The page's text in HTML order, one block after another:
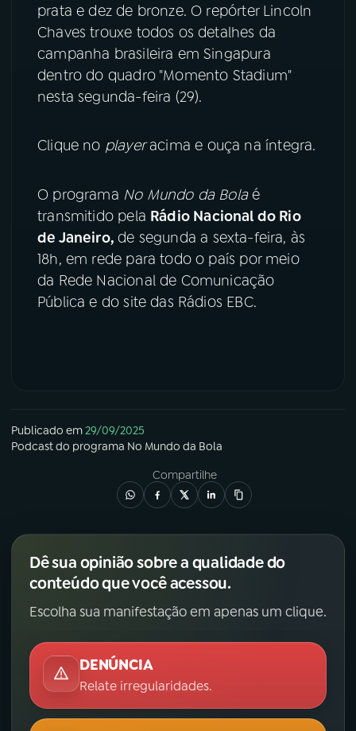
YouTube Facebook
Instagram X
prata e dez de bronze. O repórter Lincoln
Chaves trouxe todos os detalhes da
campanha brasileira em Singapura
dentro do quadro "Momento Stadium"
nesta segunda-feira (29).
Clique no playeracima e ouça na íntegra.
O programa No Mundo da Bolaé
transmitido pela Rádio Nacional do Rio
de Janeiro,de segunda a sexta-feira, às
18h, em rede para todo o país por meio
da Rede Nacional de Comunicação
Pública e do site das Rádios EBC.
Publicado em29/09/2025
Podcastdo programa No Mundo da Bola
Compartilhe
Dê sua opinião sobre a qualidade do
conteúdo que você acessou.
Escolha sua manifestação em apenas um clique.
DENÚNCIA
Relate irregularidades.